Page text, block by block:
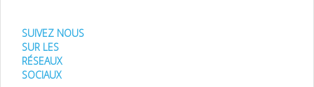
SUIVEZ NOUS
SUR LES
RÉSEAUX
SOCIAUX